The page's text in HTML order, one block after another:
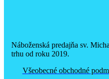
Náboženská predajňa sv.
trhu od roku 2019.
Všeobecné obchodné